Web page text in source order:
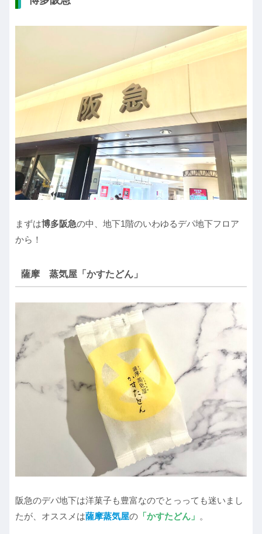
まずは博多阪急の中、地下1階のいわゆるデパ地下フロア
から！
薩摩 蒸気屋「かすたどん」
阪急のデパ地下は洋菓子も豊富なのでとっっても迷いまし
たが、オススメは薩摩蒸気屋の 「かすたどん」 。